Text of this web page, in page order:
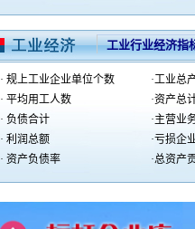
工业行业经济指
· 规上工业企业单位个数
·工业总
· 平均用工人数
·资产总
· 负债合计
·主营业
· 利润总额
·亏损企
· 资产负债率
·总资产